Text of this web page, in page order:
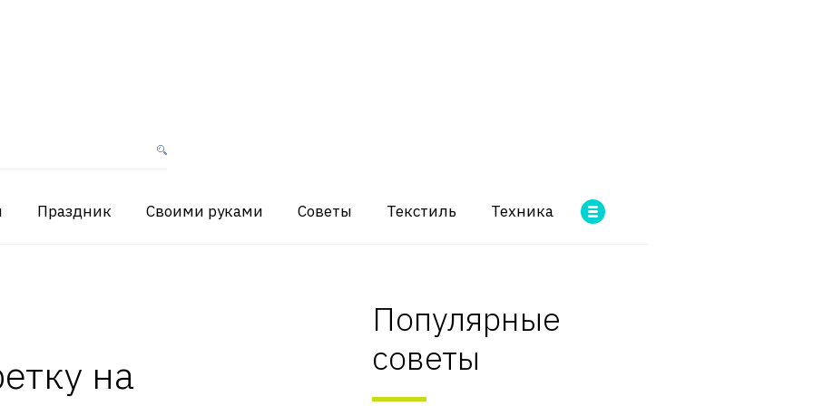
Праздник Своими руками Советы Текстиль Техника
на
Популярные
советы